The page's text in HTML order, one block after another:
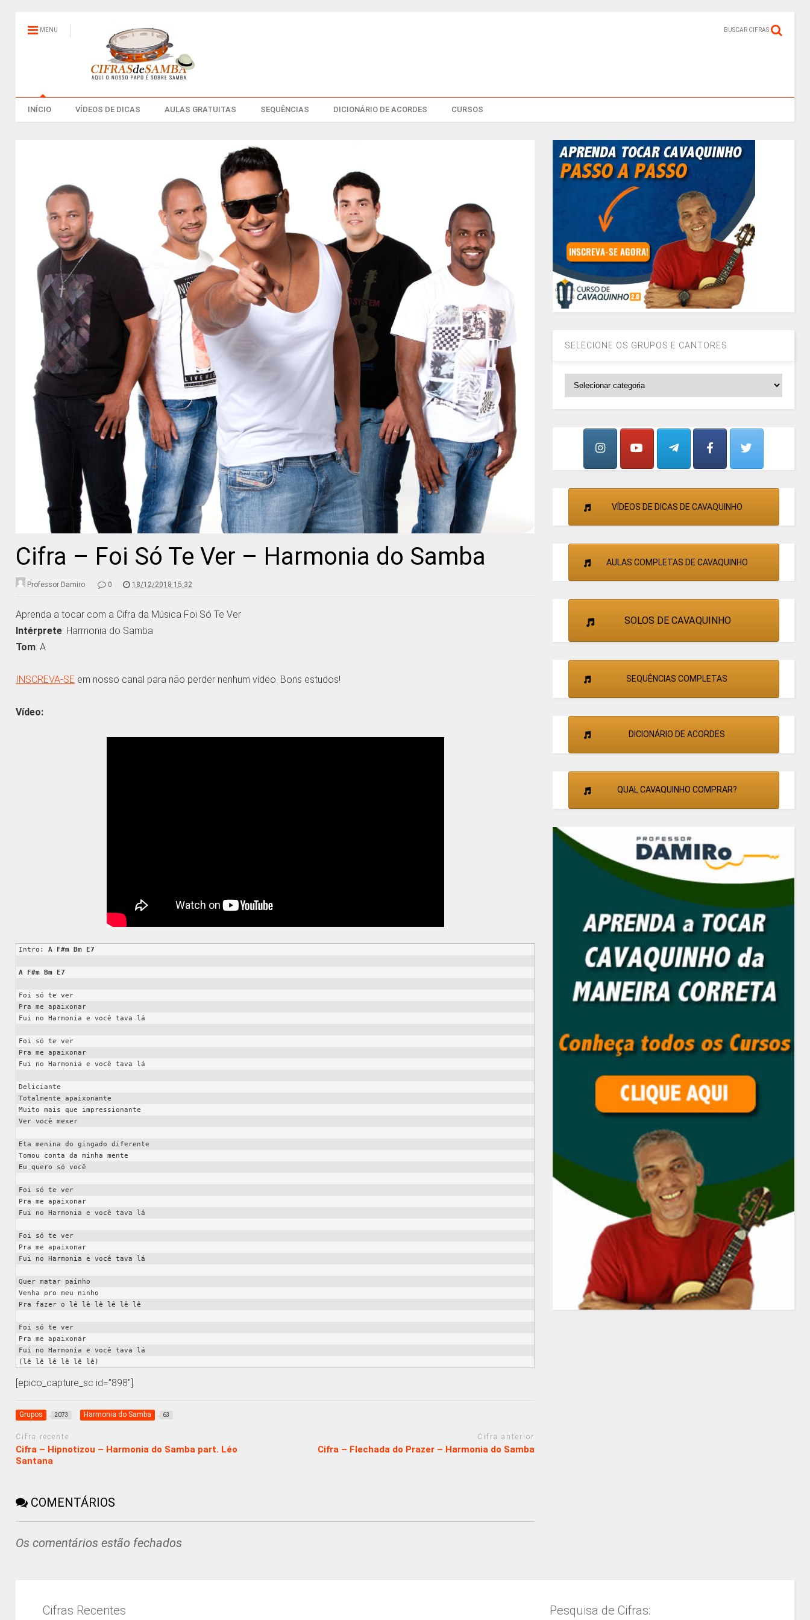
MENU BUSCAR CIFRAS
INÍCIO VÍDEOS DE DICAS AULAS GRATUITAS SEQUÊNCIAS DICIONÁRIO DE ACORDES CURSOS
Cifra – Foi Só Te Ver – Harmonia do Samba
Professor Damiro 0 18/12/2018 15:32
Aprenda a tocar com a Cifra da Música Foi Só Te Ver
Intérprete: Harmonia do Samba
Tom: A
INSCREVA-SE em nosso canal para não perder nenhum vídeo. Bons estudos!
Vídeo:
Intro: A F#m Bm E7
A F#m Bm E7
Foi só te ver
Pra me apaixonar
Fui no Harmonia e você tava lá
Foi só te ver
Pra me apaixonar
Fui no Harmonia e você tava lá
Deliciante
Totalmente apaixonante
Muito mais que impressionante
Ver você mexer
Eta menina do gingado diferente
Tomou conta da minha mente
Eu quero só você
Foi só te ver
Pra me apaixonar
Fui no Harmonia e você tava lá
Foi só te ver
Pra me apaixonar
Fui no Harmonia e você tava lá
Quer matar painho
Venha pro meu ninho
Pra fazer o lê lê lê lê lê lê
Foi só te ver
Pra me apaixonar
Fui no Harmonia e você tava lá
(lê lê lê lê lê lê)
[epico_capture_sc id=”898″]
Grupos 2073 Harmonia do Samba 63
Cifra recente
Cifra – Hipnotizou – Harmonia do Samba part. Léo
Santana
Cifra anterior
Cifra – Flechada do Prazer – Harmonia do Samba
COMENTÁRIOS
Os comentários estão fechados
SELECIONE OS GRUPOS E CANTORES
CANTORES
VÍDEOS DE DICAS DE CAVAQUINHO
AULAS COMPLETAS DE CAVAQUINHO
SOLOS DE CAVAQUINHO
SEQUÊNCIAS COMPLETAS
DICIONÁRIO DE ACORDES
QUAL CAVAQUINHO COMPRAR?
Cifras Recentes Pesquisa de Cifras: